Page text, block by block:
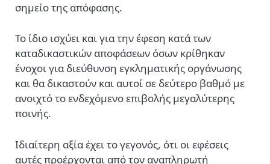
σημείο της απόφασης.
Το ίδιο ισχύει και για την έφεση κατά των
καταδικαστικών αποφάσεων όσων κρίθηκαν
ένοχοι για διεύθυνση εγκληματικής οργάνωσης
και θα δικαστούν και αυτοί σε δεύτερο βαθμό με
ανοιχτό το ενδεχόμενο επιβολής μεγαλύτερης
ποινής.
Ιδιαίτερη αξία έχει το γεγονός, ότι οι εφέσεις
αυτές προέρχονται από τον αναπληρωτή